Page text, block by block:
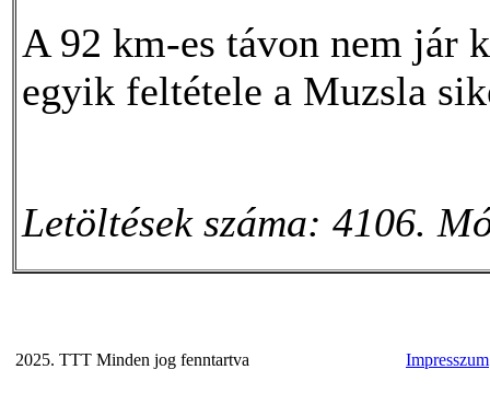
A 92 km-es távon nem jár
egyik feltétele a Muzsla
Letöltések száma: 4106.
2025. TTT Minden jog fenntartva Impresszum